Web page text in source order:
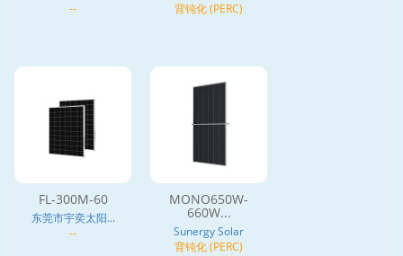
--
背钝化 (PERC)
FL-300M-60
东莞市宇奕太阳...
--
MONO650W-
660W...
Sunergy Solar
背钝化 (PERC)